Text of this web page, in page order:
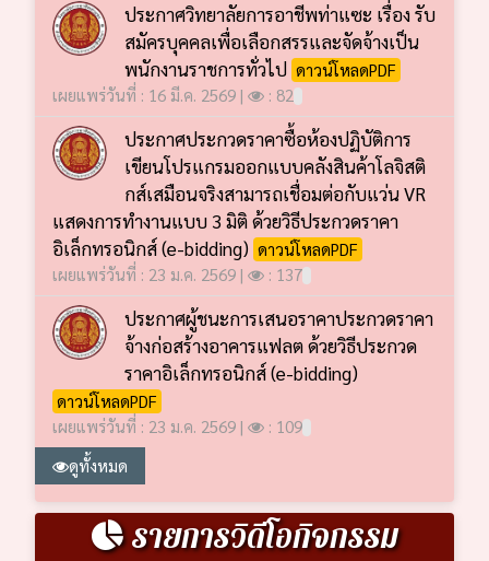
ประกาศวิทยาลัยการอาชีพท่าแซะ เรื่อง รับ
สมัครบุคคลเพื่อเลือกสรรและจัดจ้างเป็น
พนักงานราชการทั่วไป ดาวน์โหลดPDF
เผยแพร่วันที่ : 16 มี.ค. 2569 |
: 82
ประกาศประกวดราคาซื้อห้องปฏิบัติการ
เขียนโปรแกรมออกแบบคลังสินค้าโลจิสติ
กส์เสมือนจริงสามารถเชื่อมต่อกับแว่น VR
แสดงการทำงานแบบ 3 มิติ ด้วยวิธีประกวดราคา
อิเล็กทรอนิกส์ (e-bidding) ดาวน์โหลดPDF
เผยแพร่วันที่ : 23 ม.ค. 2569 |
: 137
ประกาศผู้ชนะการเสนอราคาประกวดราคา
จ้างก่อสร้างอาคารแฟลต ด้วยวิธีประกวด
ราคาอิเล็กทรอนิกส์ (e-bidding)
ดาวน์โหลดPDF
เผยแพร่วันที่ : 23 ม.ค. 2569 |
: 109
ดูทั้งหมด
รายการวิดีโอกิจกรรม